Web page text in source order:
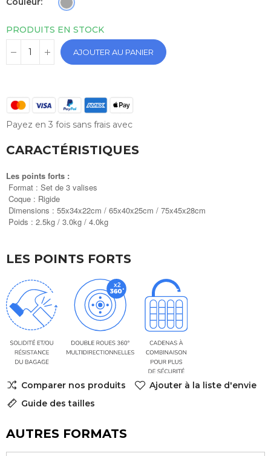
PRODUITS EN STOCK
AJOUTER AU PANIER
Payez en 3 fois sans frais avec
CARACTÉRISTIQUES
Les points forts :
Format : Set de 3 valises
Coque : Rigide
Dimensions : 55x34x22cm / 65x40x25cm / 75x45x28cm
Poids : 2.5kg / 3.0kg / 4.0kg
LES POINTS FORTS
Comparer nos produits
Ajouter à la liste d'envie
Guide des tailles
AUTRES FORMATS